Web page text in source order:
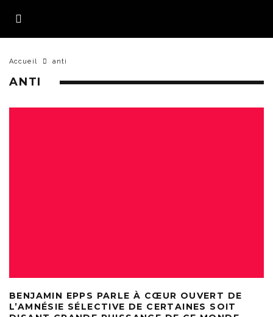
Accueil anti
ANTI
BENJAMIN EPPS PARLE À CŒUR OUVERT DE
L’AMNÉSIE SÉLECTIVE DE CERTAINES SOIT